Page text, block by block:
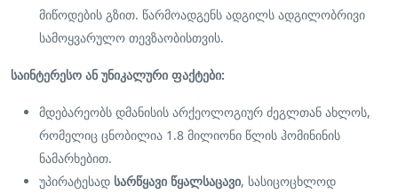
მიწოდების გზით. წარმოადგენს ადგილს ადგილობრივი
სამოყვარულო თევზაობისთვის.
საინტერესო ან უნიკალური ფაქტები:
მდებარეობს დმანისის არქეოლოგიურ ძეგლთან ახლოს,
რომელიც ცნობილია 1.8 მილიონი წლის ჰომინინის
ნამარხებით.
უპირატესად სარწყავი წყალსაცავი, სასიცოცხლოდ